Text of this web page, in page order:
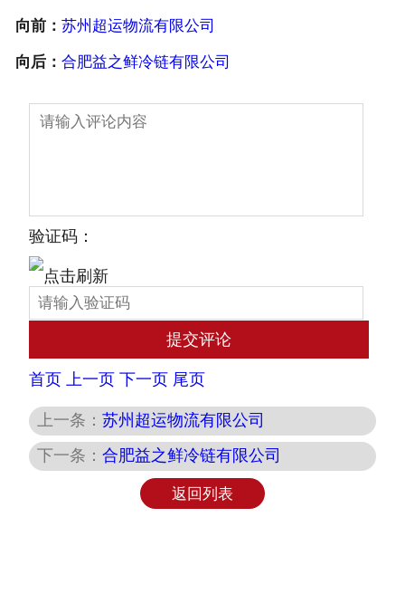
向前： 苏州超运物流有限公司
向后： 合肥益之鲜冷链有限公司
验证码：
首页 上一页 下一页 尾页
上一条： 苏州超运物流有限公司
下一条： 合肥益之鲜冷链有限公司
返回列表